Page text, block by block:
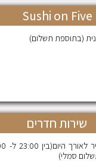
Sushi on Five
(בתוספת תשלום)
שירות חדרים
כלול
סמלי)